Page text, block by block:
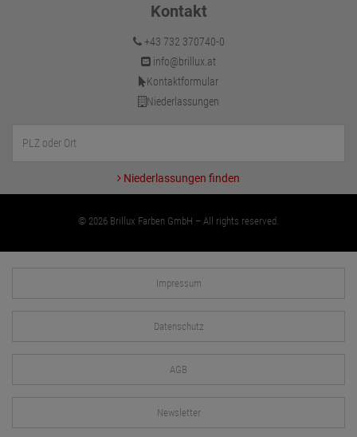
Kontakt
+43 732 370740-0
info@brillux.at
Kontaktformular
Niederlassungen
Niederlassungen finden
© 2026 Brillux Farben GmbH – All rights reserved.
Impressum
Datenschutz
AGB
Newsletter